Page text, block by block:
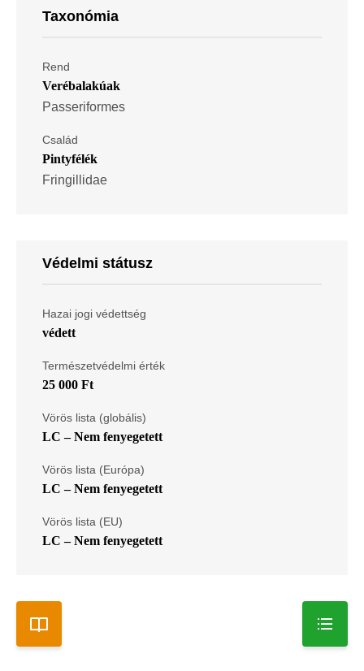
Taxonómia
Rend
Verébalakúak
Passeriformes
Család
Pintyfélék
Fringillidae
Védelmi státusz
Hazai jogi védettség
védett
Természetvédelmi érték
25 000 Ft
Vörös lista (globális)
LC – Nem fenyegetett
Vörös lista (Európa)
LC – Nem fenyegetett
Vörös lista (EU)
LC – Nem fenyegetett